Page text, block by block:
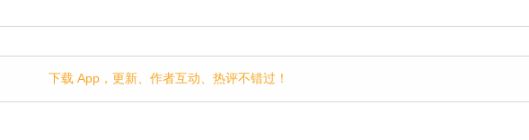
下载 App，更新、作者互动、热评不错过！